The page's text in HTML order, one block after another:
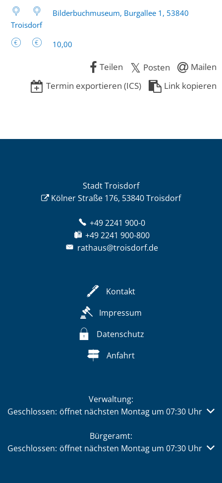
Bilderbuchmuseum, Burgallee 1, 53840
Troisdorf
10,00
Teilen Posten
Mailen
Termin exportieren (ICS)
Link kopieren
Stadt Troisdorf
Kölner Straße 176, 53840 Troisdorf
+49 2241 900-0
+49 2241 900-800
rathaus@troisdorf.de
Kontakt
Impressum
Datenschutz
Anfahrt
Verwaltung:
Klicken, um weitere Öffnungs- oder Schließzeiten
Geschlossen: öffnet nächsten Montag um 07:30 Uhr
Bürgeramt:
Klicken, um weitere Öffnungs- oder Schließzeiten
Geschlossen: öffnet nächsten Montag um 07:30 Uhr